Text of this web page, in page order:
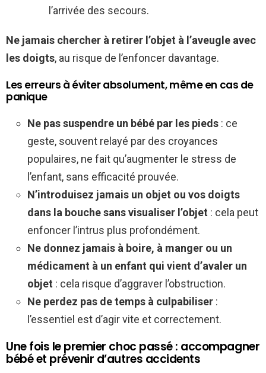
l’arrivée des secours.
Ne jamais chercher à retirer l’objet à l’aveugle avec
les doigts, au risque de l’enfoncer davantage.
Les erreurs à éviter absolument, même en cas de
panique
Ne pas suspendre un bébé par les pieds : ce
geste, souvent relayé par des croyances
populaires, ne fait qu’augmenter le stress de
l’enfant, sans efficacité prouvée.
N’introduisez jamais un objet ou vos doigts
dans la bouche sans visualiser l’objet : cela peut
enfoncer l’intrus plus profondément.
Ne donnez jamais à boire, à manger ou un
médicament à un enfant qui vient d’avaler un
objet : cela risque d’aggraver l’obstruction.
Ne perdez pas de temps à culpabiliser :
l’essentiel est d’agir vite et correctement.
Une fois le premier choc passé : accompagner
bébé et prévenir d’autres accidents